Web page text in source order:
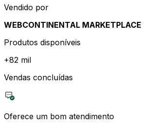
Vendido por
WEBCONTINENTAL MARKETPLACE
Produtos disponíveis
+82 mil
Vendas concluídas
Oferece um bom atendimento